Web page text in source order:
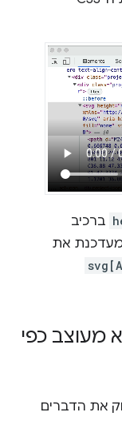
ברכיב
מעדכנת את
מעוצב כפי
את הדברים